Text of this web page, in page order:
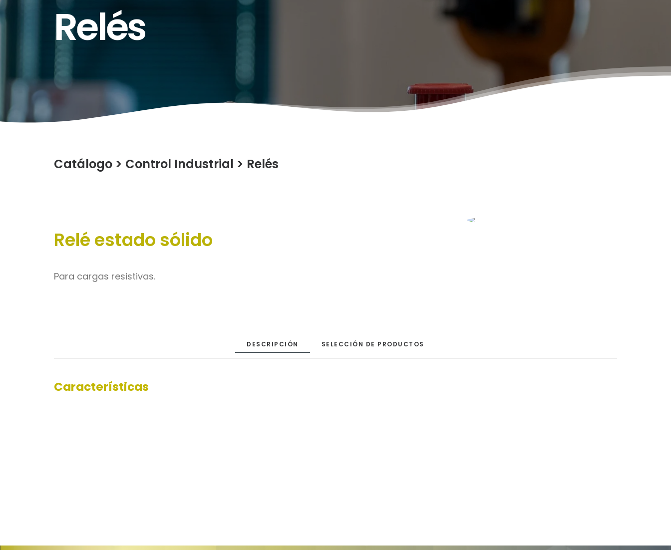
Relés
Catálogo > Control Industrial > Relés
Relé estado sólido
Para cargas resistivas.
DESCRIPCIÓN SELECCIÓN DE PRODUCTOS
Características